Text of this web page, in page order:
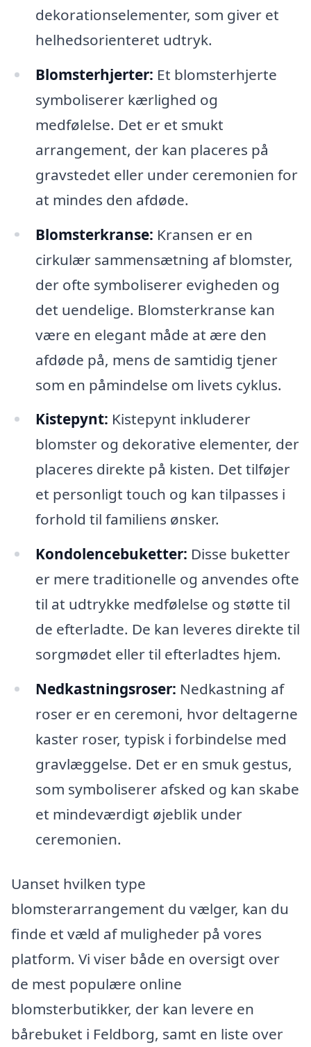
dekorationselementer, som giver et
helhedsorienteret udtryk.
Blomsterhjerter: Et blomsterhjerte
symboliserer kærlighed og
medfølelse. Det er et smukt
arrangement, der kan placeres på
gravstedet eller under ceremonien for
at mindes den afdøde.
Blomsterkranse: Kransen er en
cirkulær sammensætning af blomster,
der ofte symboliserer evigheden og
det uendelige. Blomsterkranse kan
være en elegant måde at ære den
afdøde på, mens de samtidig tjener
som en påmindelse om livets cyklus.
Kistepynt: Kistepynt inkluderer
blomster og dekorative elementer, der
placeres direkte på kisten. Det tilføjer
et personligt touch og kan tilpasses i
forhold til familiens ønsker.
Kondolencebuketter: Disse buketter
er mere traditionelle og anvendes ofte
til at udtrykke medfølelse og støtte til
de efterladte. De kan leveres direkte til
sorgmødet eller til efterladtes hjem.
Nedkastningsroser: Nedkastning af
roser er en ceremoni, hvor deltagerne
kaster roser, typisk i forbindelse med
gravlæggelse. Det er en smuk gestus,
som symboliserer afsked og kan skabe
et mindeværdigt øjeblik under
ceremonien.
Uanset hvilken type
blomsterarrangement du vælger, kan du
finde et væld af muligheder på vores
platform. Vi viser både en oversigt over
de mest populære online
blomsterbutikker, der kan levere en
bårebuket i Feldborg, samt en liste over